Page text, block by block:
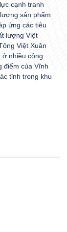
cạnh tranh
sản phẩm
ứng các tiêu
lượng Việt
Việt Xuân
ở nhiều công
điểm của Vĩnh
tỉnh trong khu